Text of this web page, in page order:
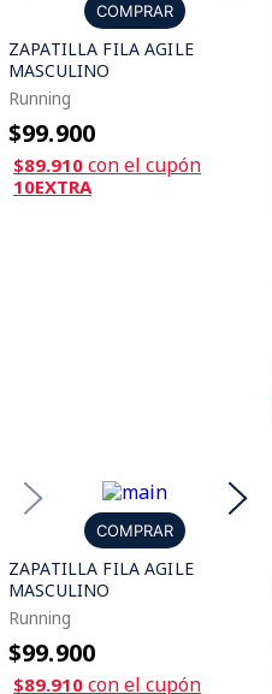
COMPRAR
ZAPATILLA FILA AGILE
MASCULINO
Running
$99.900
$89.910 con el cupón
10EXTRA
COMPRAR
ZAPATILLA FILA AGILE
MASCULINO
Running
$99.900
$89.910 con el cupón